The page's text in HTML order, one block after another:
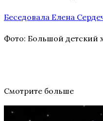
Беседовала Елена
Фото: Большой детский
Смотрите больше